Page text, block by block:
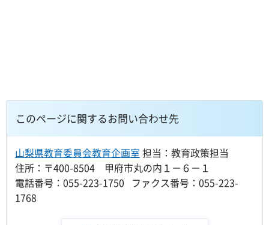
このページに関するお問い合わせ先
山梨県教育委員会教育企画室 担当：教育政策担当
住所：〒400-8504 甲府市丸の内１－６－１
電話番号：055-223-1750 ファクス番号：055-223-
1768